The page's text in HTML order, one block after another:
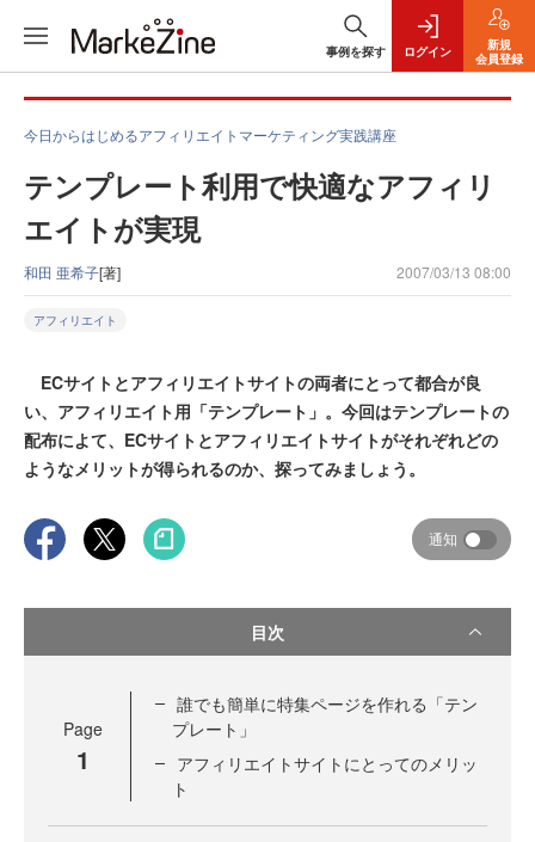
事例を探す ログイン
新規
会員登録
今日からはじめるアフィリエイトマーケティング実践講座
テンプレート利用で快適なアフィリ
エイトが実現
和田 亜希子[著] 2007/03/13 08:00
アフィリエイト
ECサイトとアフィリエイトサイトの両者にとって都合が良
い、アフィリエイト用「テンプレート」。今回はテンプレートの
配布によて、ECサイトとアフィリエイトサイトがそれぞれどの
ようなメリットが得られるのか、探ってみましょう。
通知
目次
Page
1
誰でも簡単に特集ページを作れる「テン
プレート」
アフィリエイトサイトにとってのメリッ
ト